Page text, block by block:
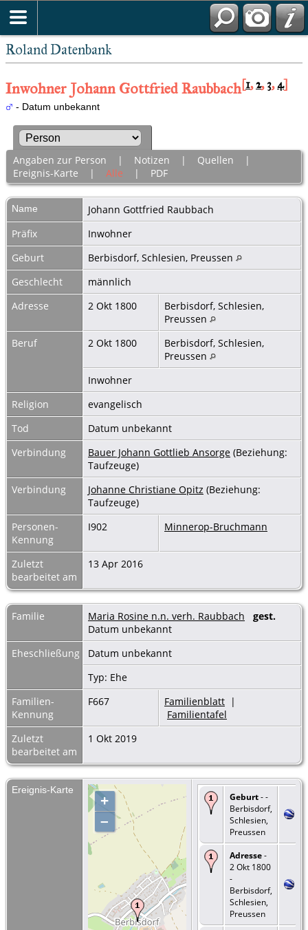
Roland Datenbank
Inwohner Johann Gottfried Raubbach[1,2,3,4]
- Datum unbekannt
Angaben zur Person | Notizen | Quellen |
Ereignis-Karte | Alle | PDF
Name Johann Gottfried Raubbach
Präfix
Inwohner
Geburt
Berbisdorf, Schlesien, Preussen
Geschlecht
männlich
Adresse
2 Okt 1800
Berbisdorf, Schlesien,
Preussen
Beruf
2 Okt 1800
Berbisdorf, Schlesien,
Preussen
Inwohner
Religion
evangelisch
Tod
Datum unbekannt
Verbindung
Bauer Johann Gottlieb Ansorge (Beziehung:
Taufzeuge)
Verbindung
Johanne Christiane Opitz (Beziehung:
Taufzeuge)
Personen-
Kennung
I902 Minnerop-Bruchmann
Zuletzt
bearbeitet am
13 Apr 2016
Familie Maria Rosine n.n. verh. Raubbach
gest.
Datum unbekannt
Eheschließung
Datum unbekannt
Typ: Ehe
Familien-
Kennung
F667 Familienblatt |
Familientafel
Zuletzt
bearbeitet am
1 Okt 2019
Ereignis-Karte
+
–
Geburt- -
Berbisdorf,
Schlesien,
Preussen
Adresse-
2 Okt 1800
-
Berbisdorf,
Schlesien,
Preussen